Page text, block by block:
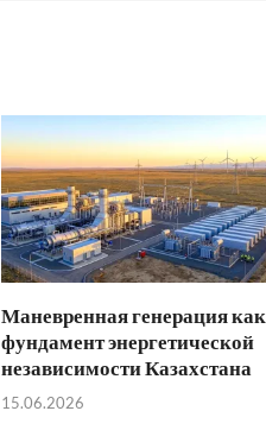
Маневренная генерация как
фундамент энергетической
независимости Казахстана
15.06.2026